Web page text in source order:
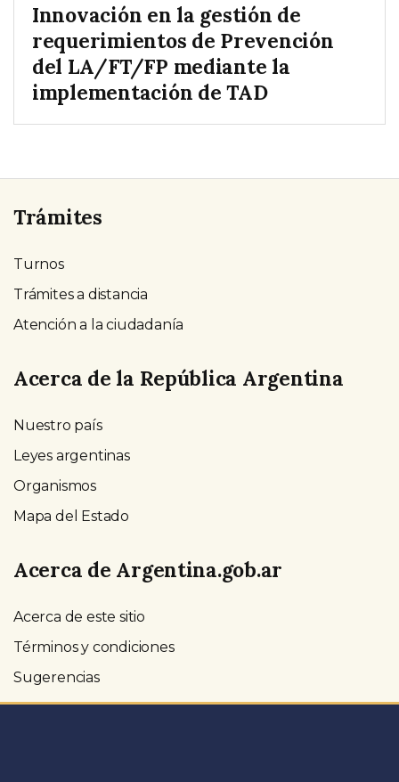
Innovación en la gestión de
requerimientos de Prevención
del LA/FT/FP mediante la
implementación de TAD
Trámites
Turnos
Trámites a distancia
Atención a la ciudadanía
Acerca de la República Argentina
Nuestro país
Leyes argentinas
Organismos
Mapa del Estado
Acerca de Argentina.gob.ar
Acerca de este sitio
Términos y condiciones
Sugerencias